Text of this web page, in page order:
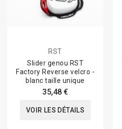
RST
Slider genou RST
Factory Reverse velcro -
blanc taille unique
35,48 €
VOIR LES DÉTAILS